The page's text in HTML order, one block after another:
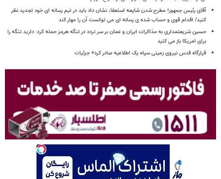
آقای رئیس جمهور! مطرح شدن شایعه استعفا، نشان داد باید در تیم رسانه ای خود تجدید نظر
کنید/ اقدام قوی و حساب شده ی رسانه ای می توانست آن را مهار کند
حسین شریعتمداری به مذاکرات ایران و عمان بر سر تردد در تنگه هرمز حمله کرد: دارید تنگه را
برای امریکا باز می کنید
قرارگاه قدس نیروی زمینی سپاه یک اطلاعیه صادر کرد+ جزئیات